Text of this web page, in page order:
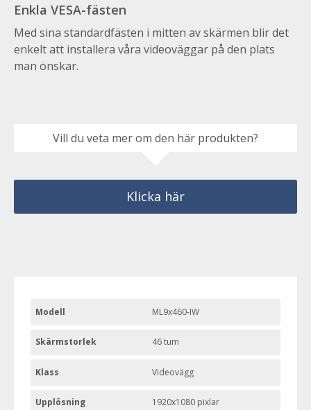
Enkla VESA-fästen
Med sina standardfästen i mitten av skärmen blir det
enkelt att installera våra videoväggar på den plats
man önskar.
Vill du veta mer om den här produkten?
Klicka här
Modell ML9x460-IW
Skärmstorlek 46 tum
Klass Videovägg
Upplösning 1920x1080 pixlar